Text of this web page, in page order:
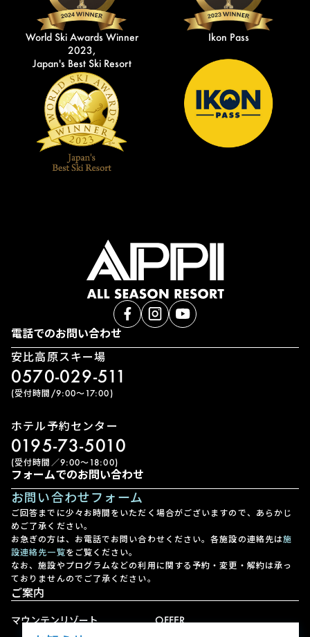
World Ski Awards Winner
2023,
Japan's Best Ski Resort
Ikon Pass
電話でのお問い合わせ
安比高原スキー場
0570-029-511
(受付時間/9:00〜17:00)
ホテル予約センター
0195-73-5010
(受付時間／9:00〜18:00)
フォームでのお問い合わせ
お問い合わせフォーム
ご回答までに少々お時間をいただく場合がございますので、あらかじ
めご了承ください。
お急ぎの方は、お電話でお問い合わせください。各施設の連絡先は施
設連絡先一覧をご覧ください。
なお、施設やプログラムなどの利用に関する予約・変更・解約は承っ
ておりませんのでご了承ください。
ご案内
マウンテンリゾート
OFFER